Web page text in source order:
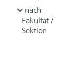
nach
Fakultät /
Sektion